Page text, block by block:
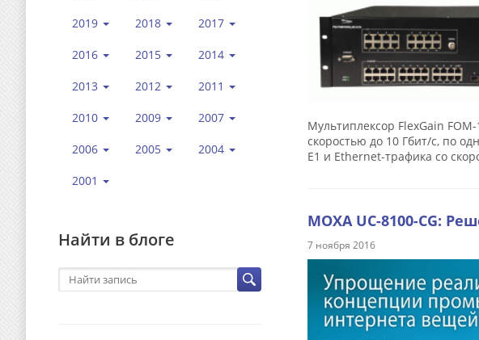
2019 2018 2017
2016 2015 2014
2013 2012 2011
2010 2009 2007
2006 2005 2004
2001
Найти в блоге
Мультиплексор FlexGain
скоростью до 10 Гбит/с, по
Е1 и Ethernet-трафика со
MOXA UC-8100-CG:
7 ноября 2016